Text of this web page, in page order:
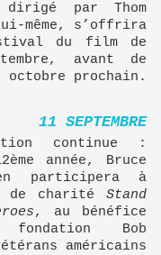
par Thom
même, s’offrira
du film de
avant de
octobre prochain.
11 SEPTEMBRE
continue :
année, Bruce
participera à
de charité Stand
, au bénéfice
Bob
américains